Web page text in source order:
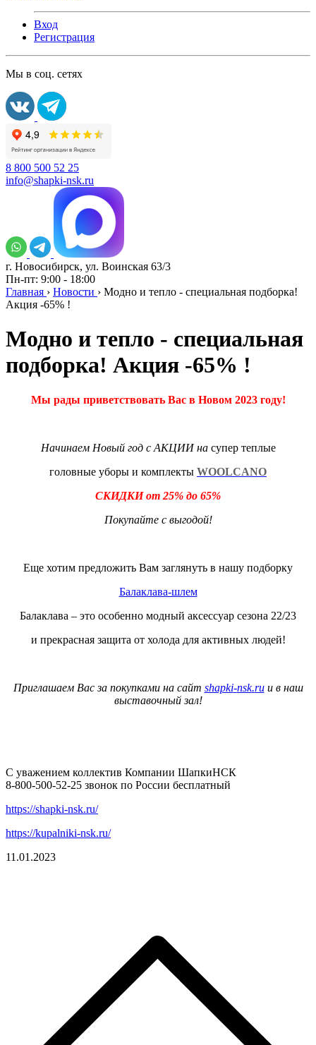
Вход
Регистрация
Мы в соц. сетях
8 800 500 52 25
info@shapki-nsk.ru
г. Новосибирск, ул. Воинская 63/3
Пн-пт: 9:00 - 18:00
Главная › Новости › Модно и тепло - специальная подборка!
Акция -65% !
Модно и тепло - специальная
подборка! Акция -65% !
Мы рады приветствовать Вас в Новом 2023 году!
Начинаем Новый год с АКЦИИ на супер теплые
головные уборы и комплекты WOOLCANO
СКИДКИ от 25% до 65%
Покупайте с выгодой!
Еще хотим предложить Вам заглянуть в нашу подборку
Балаклава-шлем
Балаклава – это особенно модный аксессуар сезона 22/23
и прекрасная защита от холода для активных людей!
Приглашаем Вас за покупками на сайт shapki-nsk.ru и в наш
выставочный зал!
С уважением коллектив Компании ШапкиНСК
8-800-500-52-25 звонок по России бесплатный
https://shapki-nsk.ru/
https://kupalniki-nsk.ru/
11.01.2023